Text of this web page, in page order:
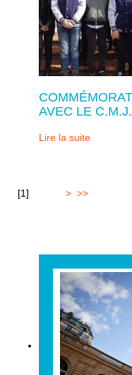
AVEC LE
Lire la suite
[1] > >>